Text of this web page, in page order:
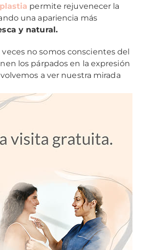
permite rejuvenecer la
una apariencia más
y natural.
no somos conscientes del
los párpados en la expresión
a ver nuestra mirada